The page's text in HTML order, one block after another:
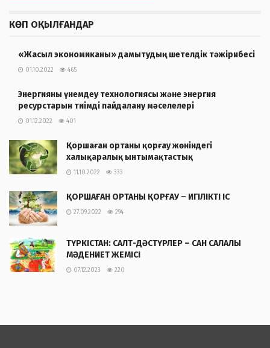
КӨП ОҚЫЛҒАНДАР
«Жасыл экономиканы» дамытудың шетелдік тәжірибесі
01.10.2022 465
Энергияны үнемдеу технологиясы және энергия
ресурстарын тиімді пайдалану мәселелері
01.12.2022 401
Қоршаған ортаны қорғау жөніндегі
халықаралық ынтымақтастық
11.10.2022 333
ҚОРШАҒАН ОРТАНЫ ҚОРҒАУ – ИГІЛІКТІ ІС
27.09.2022 294
ТҮРКІСТАН: САЛТ-ДӘСТҮРЛЕР – САН САЛАЛЫ
МӘДЕНИЕТ ЖЕМІСІ
07.12.2023 220